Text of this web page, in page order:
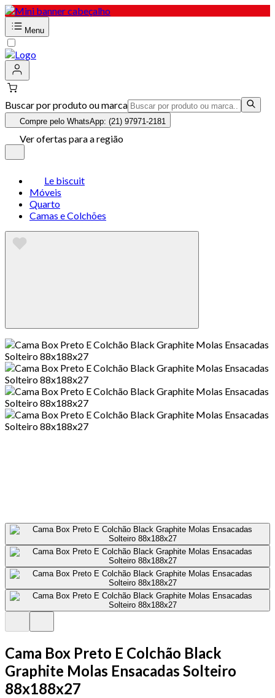
Menu
Buscar por produto ou marca
Compre pelo WhatsApp: (21) 97971-2181
Ver ofertas para a região
Le biscuit
Móveis
Quarto
Camas e Colchões
Cama Box Preto E Colchão Black
Graphite Molas Ensacadas Solteiro
88x188x27